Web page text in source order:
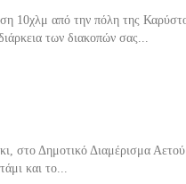
από την πόλη της
των διακοπών σας...
στο Δημοτικό Διαμέρισμα
και το...